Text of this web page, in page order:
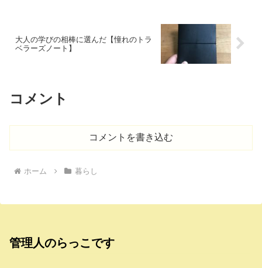
大人の学びの相棒に選んだ【憧れのトラ
ベラーズノート】
コメント
コメントを書き込む
ホーム 暮らし
管理人のらっこです